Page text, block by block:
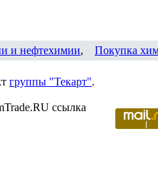
и нефтехимии, Покупка
группы "Текарт".
ссылка